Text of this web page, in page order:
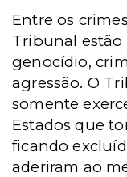
Entre os
Tribunal estão
genocídio,
agressão. O
somente
Estados que
ficando
aderiram ao